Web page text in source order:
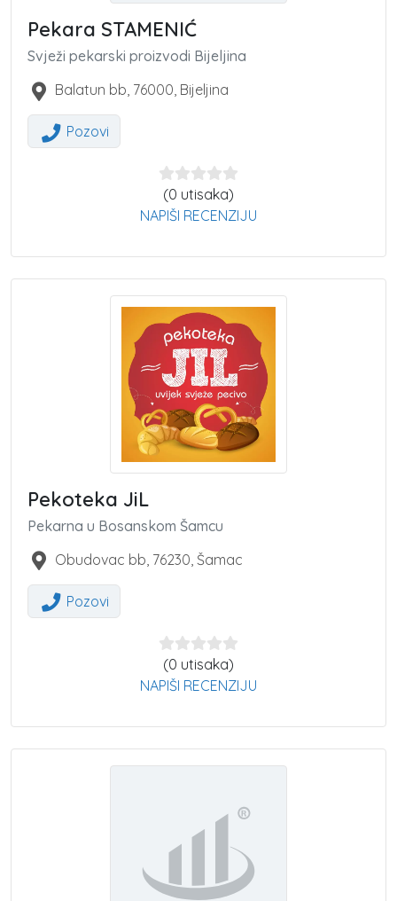
Pekara STAMENIĆ
Svježi pekarski proizvodi Bijeljina
Balatun bb, 76000, Bijeljina
Pozovi
(0 utisaka)
NAPIŠI RECENZIJU
Pekoteka JiL
Pekarna u Bosanskom Šamcu
Obudovac bb 76230 Šamac
Pozovi
(0 utisaka)
NAPIŠI RECENZIJU